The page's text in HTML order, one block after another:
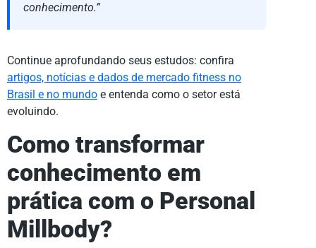
conhecimento.”
Continue aprofundando seus estudos: confira
artigos, notícias e dados de mercado fitness no
Brasil e no mundo e entenda como o setor está
evoluindo.
Como transformar
conhecimento em
prática com o Personal
Millbody?